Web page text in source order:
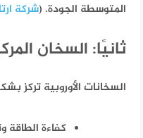
المتوسطة الجودة. (شركة
ثانيًا: السخان
السخانات الأوروبية تركز
كفاءة الطاقة